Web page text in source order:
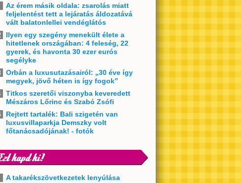
Az érem másik oldala: zsarolás miatt
feljelentést tett a lejáratás áldozatává
vált balatonlellei vendéglátós
Ilyen egy szegény menekült élete a
hitetlenek országában: 4 feleség, 22
gyerek, és havonta 30 ezer eurós
segélyke
Orbán a luxusutazásairól: „30 éve így
megyek, jövő héten is így fogok”
Titkos szeretői viszonyba keveredett
Mészáros Lőrinc és Szabó Zsófi
Rejtett tartalék: Bali szigetén van
luxusvillaparkja Demszky volt
főtanácsadójának! - fotók
A takarékszövetkezetek lenyúlása